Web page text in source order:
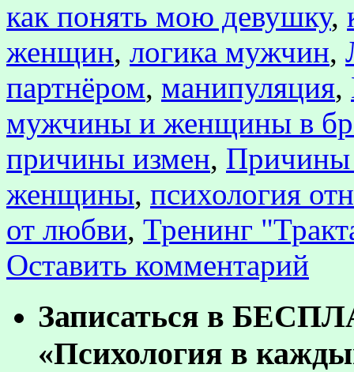
как понять мою девушку,
женщин, логика мужчин,
партнёром, манипуляция,
мужчины и женщины в
причины измен, Причины
женщины, психология
от любви, Тренинг
Оставить комментарий
Записаться в
«Психология в